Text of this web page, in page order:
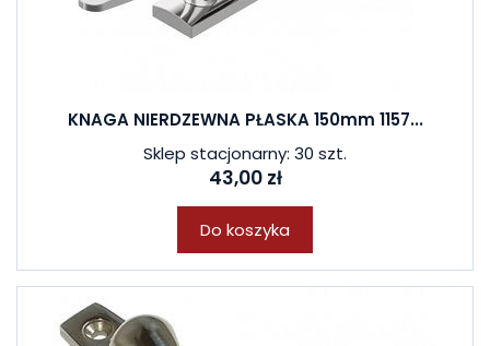
KNAGA NIERDZEWNA PŁASKA 150mm 1157...
Sklep stacjonarny: 30 szt.
43,00 zł
Do koszyka